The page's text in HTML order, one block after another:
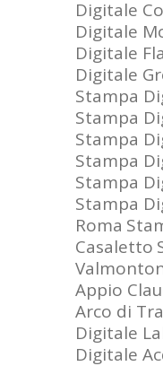
Digitale
Digitale
Digitale
Digitale
Stampa
Stampa
Stampa
Stampa
Stampa
Stampa
Roma
Casaletto
Appio
Arco di
Digitale
Digitale